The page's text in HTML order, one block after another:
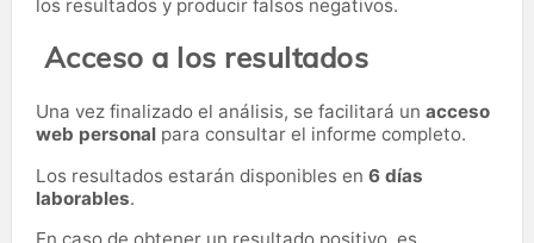
los resultados y producir falsos negativos.
Acceso a los resultados
Una vez finalizado el análisis, se facilitará un acceso
web personal para consultar el informe completo.
Los resultados estarán disponibles en 6 días
laborables.